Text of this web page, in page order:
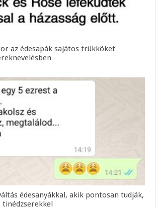
az édesapák sajátos trükköket
édesanyákkal, akik pontosan tudják,
tinédzserekkel